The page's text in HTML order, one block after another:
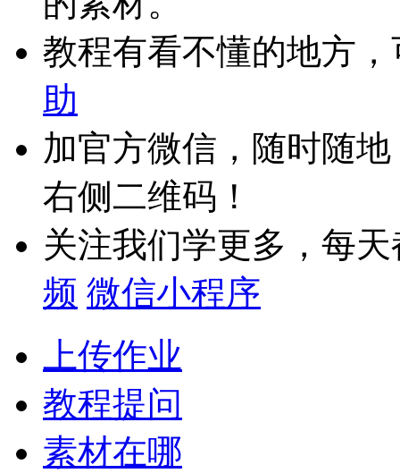
教程有看不懂的地方
助
加官方微信，随时随
右侧二维码！
关注我们学更多，每
频 微信小程序
上传作业
教程提问
素材在哪